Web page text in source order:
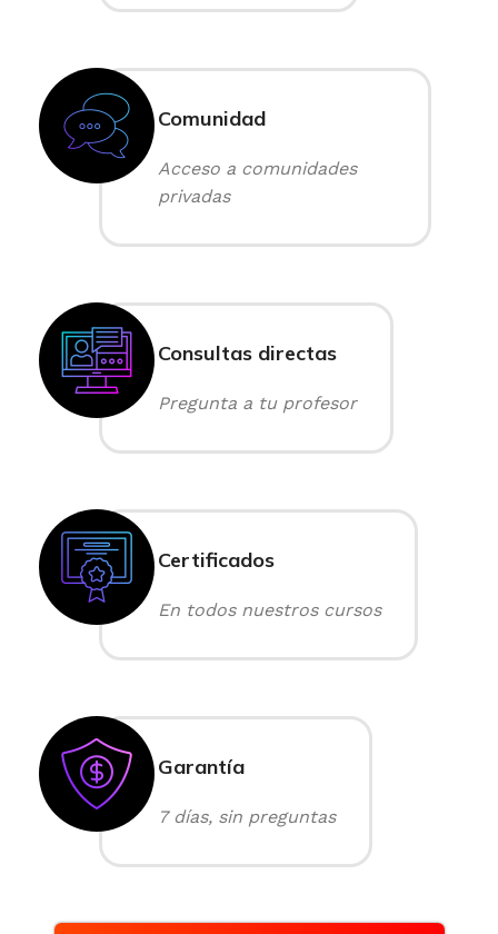
Comunidad
Acceso a comunidades
privadas
Consultas directas
Pregunta a tu profesor
Certificados
En todos nuestros cursos
Garantía
7 días, sin preguntas